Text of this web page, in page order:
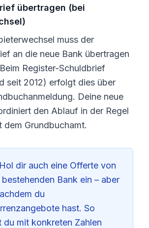
übertragen (bei
muss der
an die neue Bank übertragen
Register-Schuldbrief
seit 2012) erfolgt dies über
Deine neue
den Ablauf in der Regel
dem Grundbuchamt.
Hol dir auch eine Offerte von
bestehenden Bank ein – aber
du
hast. So
du mit konkreten Zahlen